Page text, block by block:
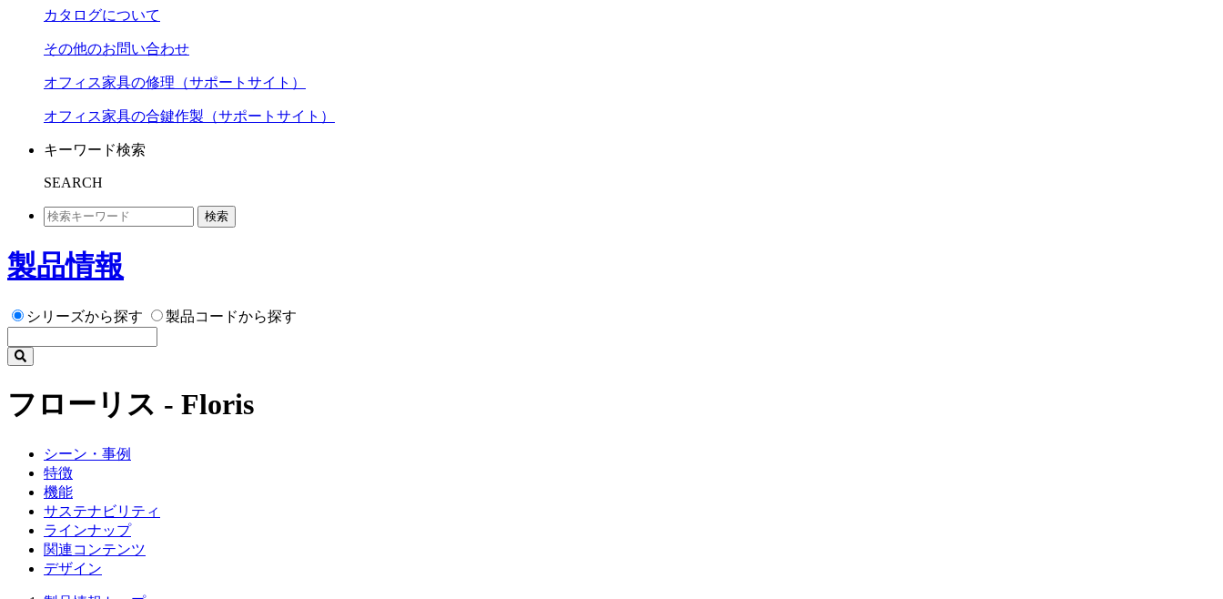
カタログについて
その他のお問い合わせ
オフィス家具の修理（サポートサイト）
オフィス家具の合鍵作製（サポートサイト）
キーワード検索
SEARCH
検索
製品情報
シリーズから探す 製品コードから探す
フローリス - Floris
シーン・事例
特徴
機能
サステナビリティ
ラインナップ
関連コンテンツ
デザイン